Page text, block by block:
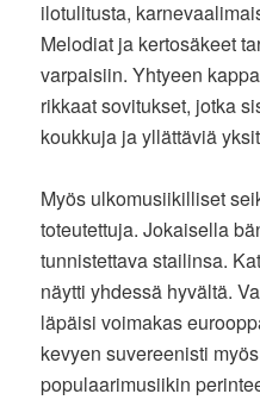
ilotulitusta,
Melodiat ja kertosäkeet
varpaisiin. Yhtyeen
rikkaat sovitukset, jotka
koukkuja ja yllättäviä
Myös ulkomusiikilliset
toteutettuja. Jokaisella
tunnistettava stailinsa.
näytti yhdessä hyvältä.
läpäisi voimakas
kevyen suvereenisti
populaarimusiikin